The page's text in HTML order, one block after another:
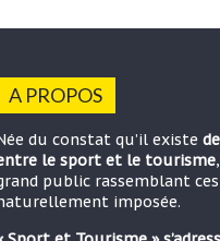
A PROPOS
du constat qu’il existe
le sport et le tourisme
public rassemblant
imposée.